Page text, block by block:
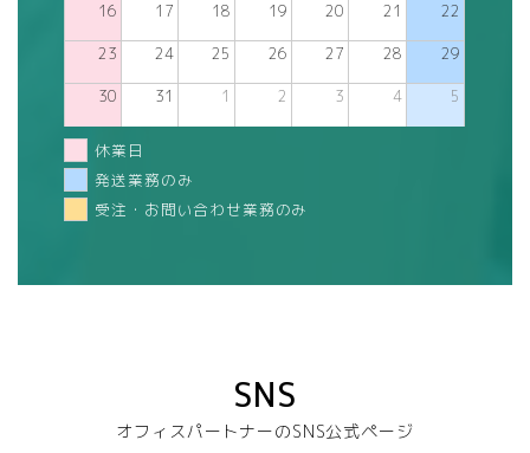
16 17 18 19 20 21 22
23 24 25 26 27 28 29
30 31 1 2 3 4 5
休業日
発送業務のみ
受注・お問い合わせ業務のみ
SNS
オフィスパートナーのSNS公式ページ